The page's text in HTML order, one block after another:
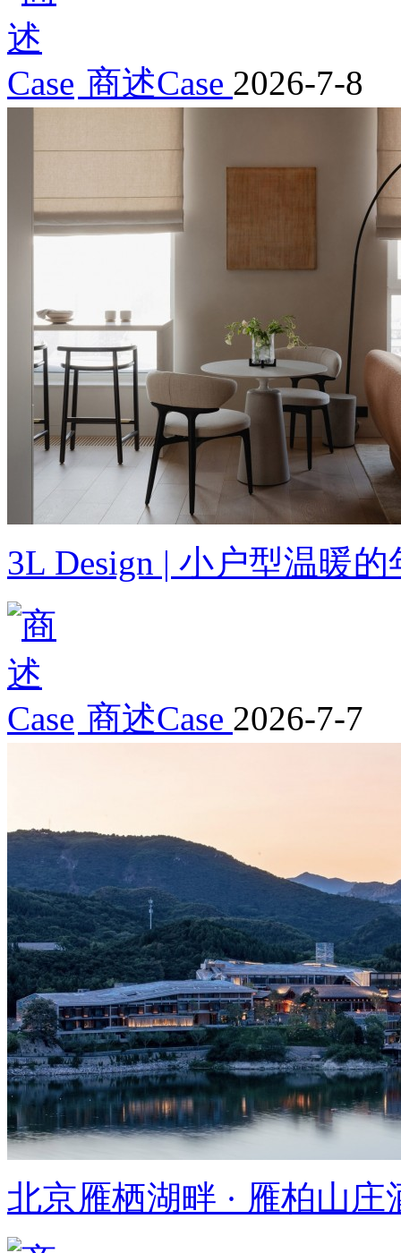
商述Case 2026-7-8
3L Design | 小户型温暖
商述Case 2026-7-7
北京雁栖湖畔 · 雁柏山